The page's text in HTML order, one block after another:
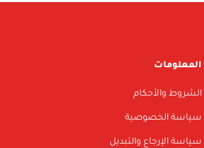
المعلومات
الشروط والأحكام
سياسة الخصوصية
سياسة الإرجاع والتبديل